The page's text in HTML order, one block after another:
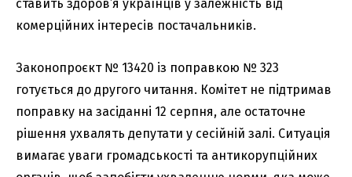
ставить здоров’я українців у залежність від
комерційних інтересів постачальників.
Законопроєкт № 13420 із поправкою № 323
готується до другого читання. Комітет не підтримав
поправку на засіданні 12 серпня, але остаточне
рішення ухвалять депутати у сесійній залі. Ситуація
вимагає уваги громадськості та антикорупційних